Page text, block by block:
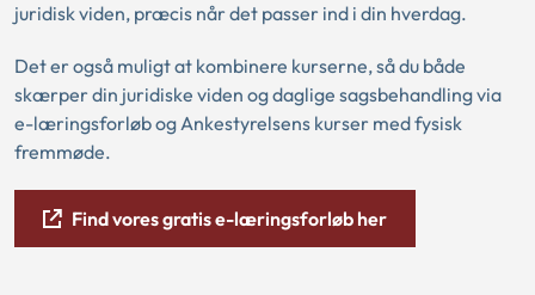
juridisk viden, præcis når det passer ind i din hverdag.
Det er også muligt at kombinere kurserne, så du både
skærper din juridiske viden og daglige sagsbehandling via
e-læringsforløb og Ankestyrelsens kurser med fysisk
fremmøde.
Find vores gratis e-læringsforløb her